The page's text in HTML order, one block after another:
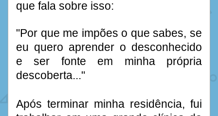
que fala sobre isso:
"Por que me impões o que sabes, se
eu quero aprender o desconhecido
e ser fonte em minha própria
descoberta..."
Após terminar minha residência, fui